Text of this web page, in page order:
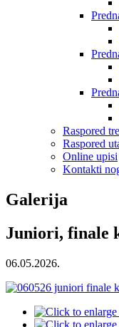
Raspored
Raspored
Online upisi
Kontakti
Galerija
Juniori, finale
06.05.2026.